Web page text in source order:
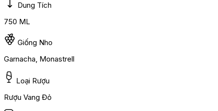
Dung Tích
750 ML
Giống Nho
Garnacha, Monastrell
Loại Rượu
Rượu Vang Đỏ